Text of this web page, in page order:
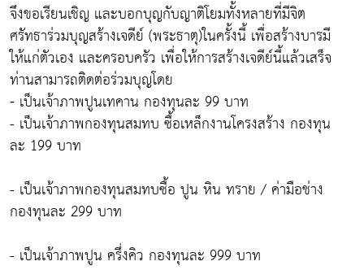
จึงขอเรียนเชิญ และบอกบุญกับญาติโยมทั้งหลายที่มีจิต
ศรัทธาร่วมบุญสร้างเจดีย์ (พระธาตุ)ในครั้งนี้ เพื่อสร้างบารมี
ให้แก่ตัวเอง และครอบครัว เพื่อให้การสร้างเจดีย์นี้แล้วเสร็จ
ท่านสามารถติดต่อร่วมบุญโดย
⁃ เป็นเจ้าภาพปูนเทคาน กองทุนละ 99 บาท
- เป็นเจ้าภาพกองทุนสมทบ ซื้อเหล็กงานโครงสร้าง กองทุน
ละ 199 บาท
- เป็นเจ้าภาพกองทุนสมทบซื้อ ปูน หิน ทราย / ค่ามือช่าง
กองทุนละ 299 บาท
- เป็นเจ้าภาพปูน ครึ่งคิว กองทุนละ 999 บาท